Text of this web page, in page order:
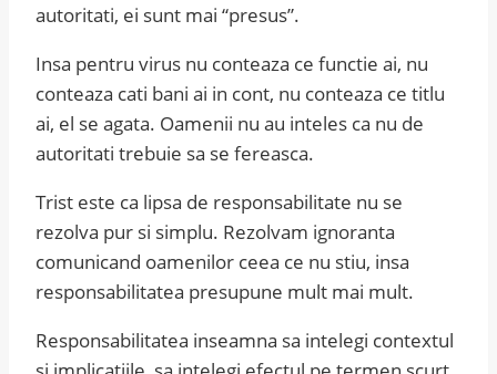
autoritati, ei sunt mai “presus”.
Insa pentru virus nu conteaza ce functie ai, nu
conteaza cati bani ai in cont, nu conteaza ce titlu
ai, el se agata. Oamenii nu au inteles ca nu de
autoritati trebuie sa se fereasca.
Trist este ca lipsa de responsabilitate nu se
rezolva pur si simplu. Rezolvam ignoranta
comunicand oamenilor ceea ce nu stiu, insa
responsabilitatea presupune mult mai mult.
Responsabilitatea inseamna sa intelegi contextul